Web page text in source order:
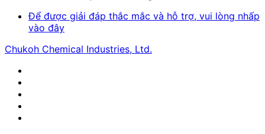
Để được giải đáp thắc mắc và hỗ trợ, vui lòng nhấp
vào đây
Chukoh Chemical Industries, Ltd.